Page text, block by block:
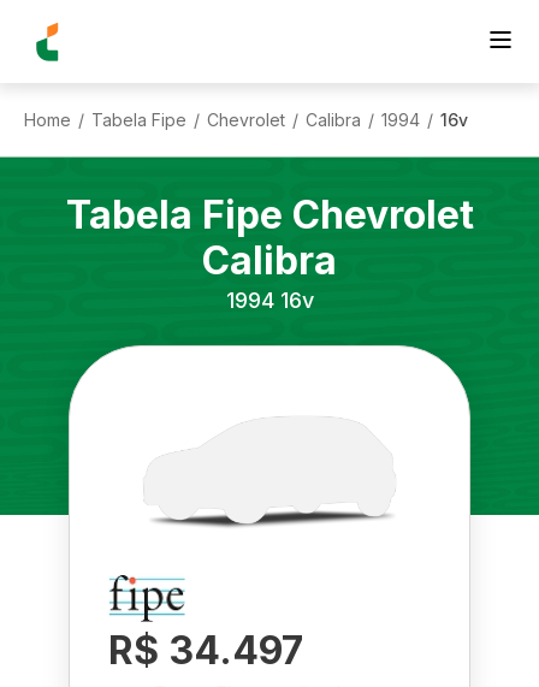
Home / Tabela Fipe / Chevrolet / Calibra / 1994 / 16v
Tabela Fipe Chevrolet
Calibra
1994 16v
R$ 34.497